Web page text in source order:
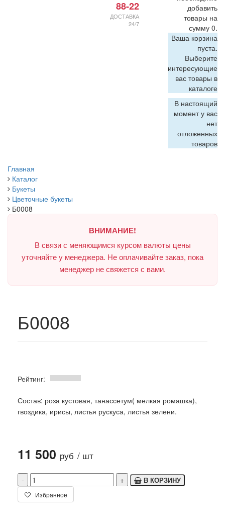
88-22
ДОСТАВКА
24/7
добавить
товары на
сумму 0.
Ваша корзина
пуста.
Выберите
интересующие
вас товары в
каталоге
В настоящий
момент у вас
нет
отложенных
товаров
Главная
Каталог
Букеты
Цветочные букеты
Б0008
ВНИМАНИЕ!
В связи с меняющимся курсом валюты цены
уточняйте у менеджера. Не оплачивайте заказ, пока
менеджер не свяжется с вами.
Б0008
Рейтинг:
Состав: роза кустовая, танассетум( мелкая ромашка),
гвоздика, ирисы, листья рускуса, листья зелени.
11 500 руб / шт
В КОРЗИНУ
Избранное